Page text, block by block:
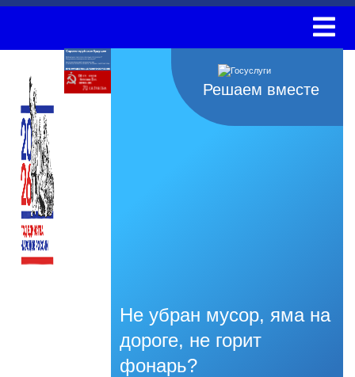
Решаем вместе
Не убран мусор, яма на
дороге, не горит
фонарь?